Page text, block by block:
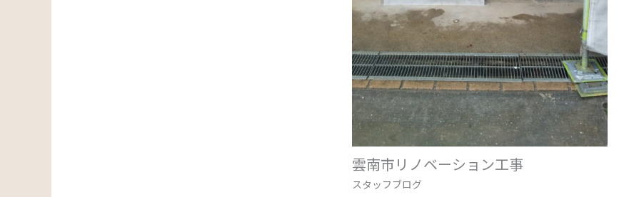
雲南市リノベーション工事
スタッフブログ